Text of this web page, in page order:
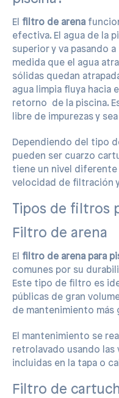
El filtro de arena
efectiva. El agua de la
superior y va pasando
medida que el agua
sólidas quedan
agua limpia fluya hacia
retorno de la piscina.
libre de impurezas y
Dependiendo del tipo
pueden ser cuarzo
tiene un nivel
velocidad de filtración
Tipos de filtros
Filtro de arena
El filtro de arena para
comunes por su
Este tipo de filtro es
públicas de gran
de mantenimiento más
El mantenimiento se
retrolavado usando las
incluidas en la tapa o
Filtro de